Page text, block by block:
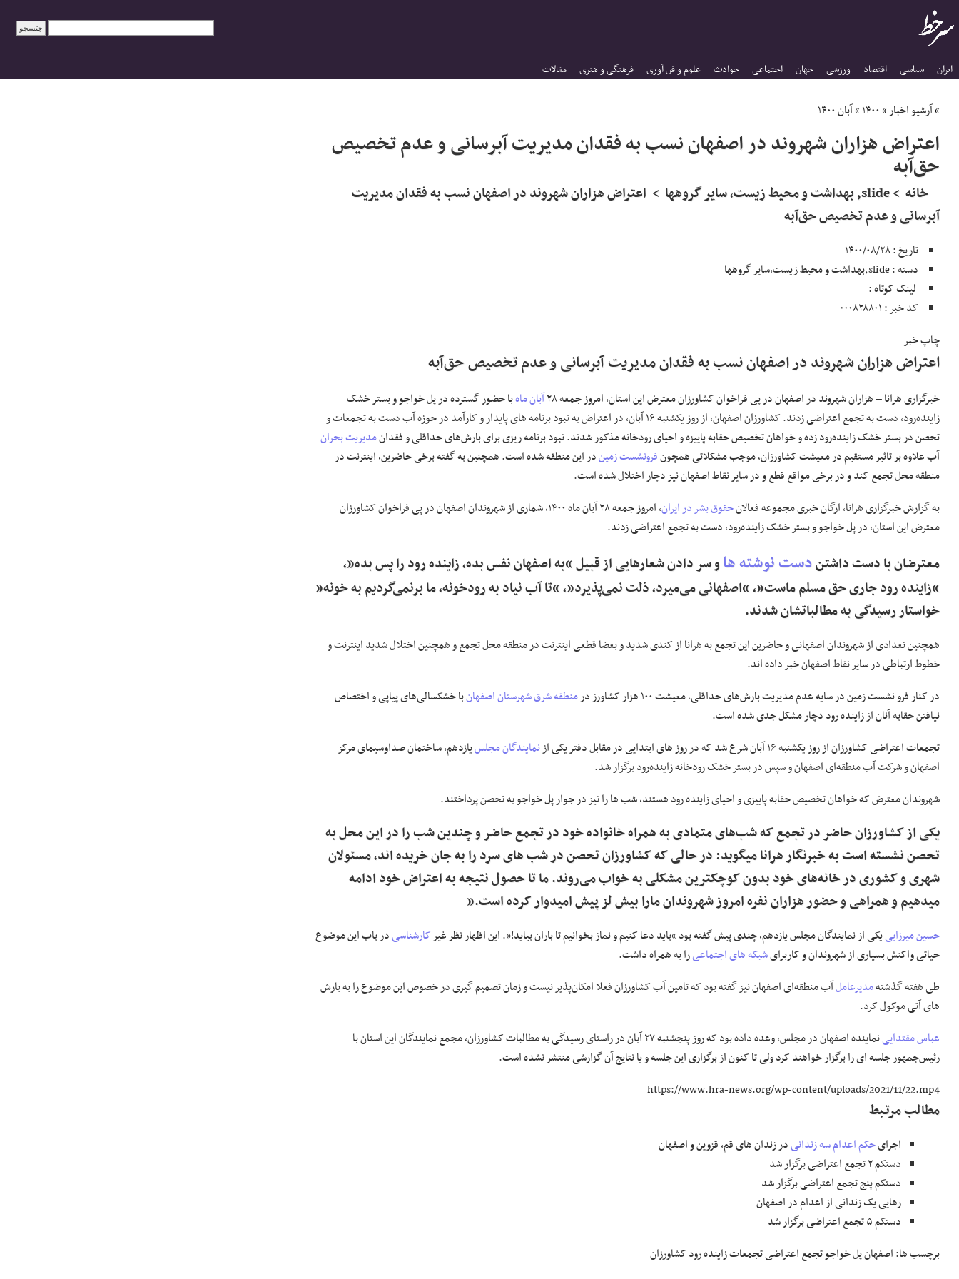
ایران سیاسی اقتصاد ورزشی جهان اجتماعی حوادث علوم و فن آوری فرهنگی و هنری مقالات
»آرشیو اخبار»۱۴۰۰»آبان ۱۴۰۰
اعتراض هزاران شهروند در اصفهان نسب به فقدان مدیریت آبرسانی و عدم تخصیص
حق‌آبه
خانه > slide, بهداشت و محیط زیست, سایر گروهها > اعتراض هزاران شهروند در اصفهان نسب به فقدان مدیریت
آبرسانی و عدم تخصیص حق‌آبه
تاریخ : ۱۴۰۰/۰۸/۲۸
دسته : slide,بهداشت و محیط زیست,سایر گروهها
لینک کوتاه :
کد خبر : ۰۰۰۸۲۸۸۰۱
چاپ خبر
اعتراض هزاران شهروند در اصفهان نسب به فقدان مدیریت آبرسانی و عدم تخصیص حق‌آبه
خبرگزاری هرانا – هزارانشهروند در اصفهان در پی فراخوانکشاورزانمعترض این استان، امروز جمعه ۲۸ آبان ماهبا حضور گسترده در پل خواجو و بستر خشک
زاینده‌رود، دست به تجمع اعتراضی زدند.
کشاورزان اصفهان، از روز یکشنبه ۱۶ آبان، در اعتراض به نبود برنامه های پایدار و کارآمد در حوزه آب دست به تجمعات و
تحصن دربستر خشک زاینده‌رودزده و خواهان تخصیص حقابه پاییزه و احیای رودخانه مذکور شدند. نبود برنامه ریزی برای بارش‌های حداقلی و فقدانمدیریت بحران
آب علاوه بر تاثیر مستقیم در معیشت کشاورزان، موجب مشکلاتی همچونفرونشست زمیندر این منطقه شده است. همچنین به گفته برخی حاضرین، اینترنت در
منطقه محل تجمع کند و در برخی مواقع قطع و در سایر نقاط اصفهان نیز دچار اختلال شده است.
به گزارش خبرگزاری هرانا، ارگان خبری مجموعه فعالانحقوق بشر در ایران،امروز جمعه ۲۸ آبان ماه ۱۴۰۰، شماری از شهروندان اصفهان در پی فراخوان
کشاورزان
معترض این استان، در پل خواجو و بستر خشک زاینده‌رود، دست به تجمع اعتراضی زدند.
معترضان با دست داشتندست نوشته هاو سر دادن شعارهایی از قبیل “به اصفهان نفس بده، زاینده رود را پس بده”،
“زاینده رود جاری حق مسلم ماست”، “اصفهانی می‌میرد، ذلت نمی‌پذیرد”، “تا آب نیاد به رودخونه، ما برنمی‌گردیم به خونه”
خواستار رسیدگی به مطالباتشان شدند.
همچنین تعدادی از شهروندان اصفهانی و حاضرین این تجمع به هرانا از کندی شدید و بعضا قطعی اینترنت در منطقه محل تجمع و همچنین اختلال شدید اینترنت و
خطوط ارتباطی در سایر نقاط اصفهان خبر داده اند.
در کنار فرو نشست زمین در سایه عدم مدیریت بارش‌های حداقلی، معیشت ۱۰۰ هزار کشاورز در
منطقه شرقشهرستان اصفهانبا خشکسالی‌های پیاپی و اختصاص
نیافتن حقابه آنان از زاینده رود دچار مشکل جدی شده است.
تجمعات اعتراضی کشاورزان از روز یکشنبه ۱۶ آبان شرع شد که در روز های ابتدایی در مقابل دفتر یکی از
نمایندگان مجلسیازدهم، ساختمان صداوسیمای مرکز
اصفهان و شرکت آب منطقه‌ای اصفهان و سپس در بستر خشک رودخانه زاینده‌رود برگزار شد.
شهروندان معترض که خواهان تخصیص حقابه پاییزی و احیای زاینده رود هستند، شب ها را نیز در جوار پل خواجو به تحصن پرداختند.
یکی از کشاورزان حاضر در تجمع که شب‌های متمادی به همراه خانواده خود در تجمع حاضر و چندین شب را در این محل به
تحصن نشسته است به خبرنگار هرانا میگوید: در حالی که کشاورزان تحصن در شب های سرد را به جان خریده اند، مسئولان
شهری و کشوری در خانه‌های خود بدون کوچکترین مشکلی به خواب می‌روند. ما تا حصول نتیجه به اعتراض خود ادامه‌
میدهیم و همراهی و حضور هزاران نفره امروز شهروندان مارا بیش لز پیش امیدوار کرده است.”
حسین میرزایییکی از نمایندگان مجلس یازدهم، چندی پیش گفته بود “باید دعا کنیم و نماز بخوانیم تا باران‌ بیاید!”. این اظهار نظر غیرکارشناسیدر باب این موضوع
حیاتی واکنش بسیاری از شهروندان و کاربرایشبکه های اجتماعیرا به همراه داشت.
طی هفته گذشتهمدیرعاملآب منطقه‌ای اصفهان نیز گفته بود که تامین آب کشاورزان فعلا امکان‌پذیر نیست و زمان تصمیم گیری در خصوص این موضوع را به بارش
های آتی موکول کرد.
عباس مقتدایی
نماینده اصفهان در مجلس، وعده داده بود که روز پنجشنبه ۲۷ آبان در راستای رسیدگی به مطالبات کشاورزان، مجمع نمایندگان این استان با
رئیس‌جمهور جلسه ای را برگزار خواهند کرد ولی تا کنون از برگزاری این جلسه و یا نتایج آن گزارشی منتشر نشده است.
https://www.hra-news.org/wp-content/uploads/2021/11/22.mp4
مطالب مرتـبط
اجرایحکم اعدامسه زندانیدر زندان های قم، قزوین و اصفهان
دستکم ۲ تجمع اعتراضی برگزار شد
دستکم پنج تجمع اعتراضی برگزار شد
رهایی یک زندانی از اعدام در اصفهان
دستکم ۵ تجمع اعتراضی برگزار شد
برچسب ها: اصفهان پل خواجو تجمع اعتراضی تجمعات زاینده رود کشاورزان